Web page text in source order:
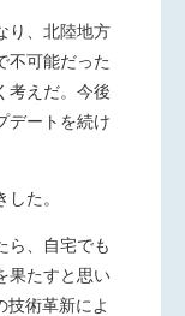
り、北陸地方
不可能だった
考えだ。今後
デートを続け
た。
ら、自宅でも
果たすと思い
技術革新によ